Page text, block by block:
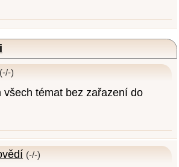
(-/-)
všech témat bez zařazení do
(-/-)